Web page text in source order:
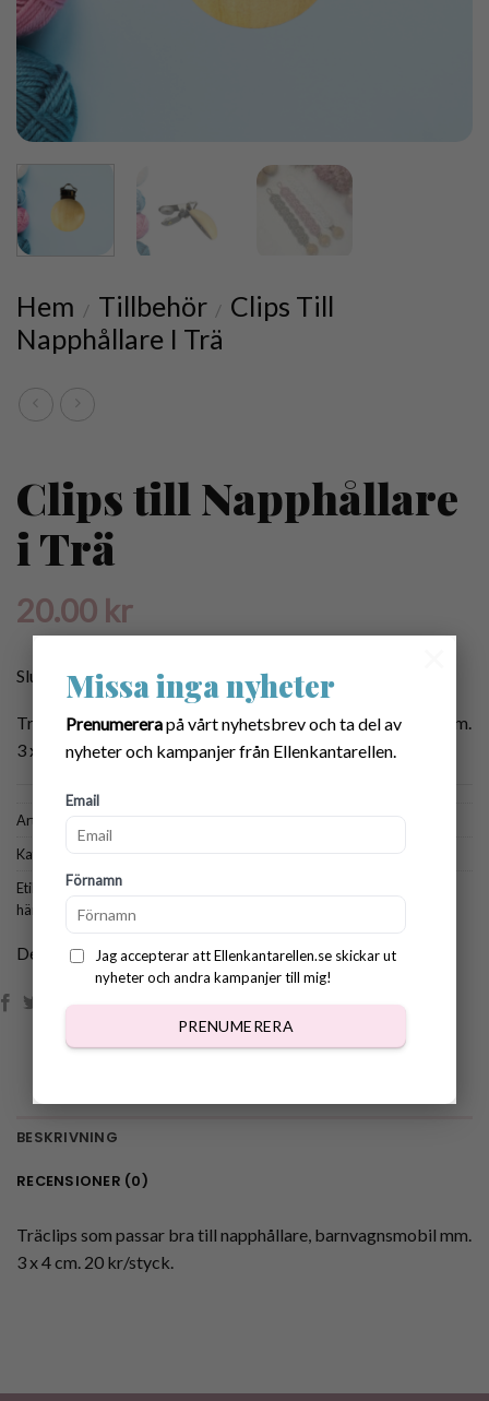
Missa inga nyheter
Prenumererapå vårt nyhetsbrev och ta del av
nyheter och kampanjer från Ellenkantarellen.
Email
Förnamn
Jag accepterar att Ellenkantarellen.se skickar ut
nyheter och andra kampanjer till mig!
PRENUMERERA
Hem / Tillbehör / Clips Till
Napphållare I Trä
Clips till Napphållare
i Trä
20.00 kr
Slut i lager
Träclips som passar bra till napphållare, barnvagnsmobil mm.
3 x 4 cm. 20 kr/styck.
Artikelnr:6008
Kategori:Tillbehör
Etiketter:clips,clips i trä
hängsleklips,klämma till napphållare
Dela:
BESKRIVNING
RECENSIONER (0)
Träclips som passar bra till napphållare, barnvagnsmobil mm.
3 x 4 cm. 20 kr/styck.